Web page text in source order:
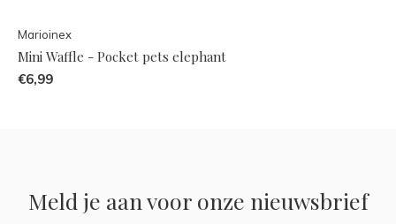
Marioinex
Mini Waffle - Pocket pets elephant
€6,99
Meld je aan voor onze nieuwsbrief